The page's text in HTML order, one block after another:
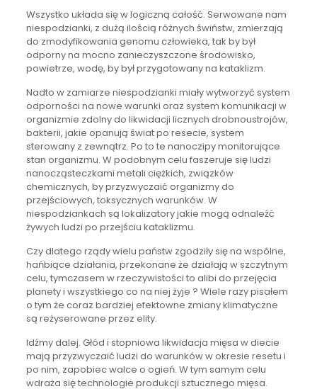
Wszystko układa się w logiczną całość. Serwowane nam
niespodzianki, z dużą ilością różnych świństw, zmierzają
do zmodyfikowania genomu człowieka, tak by był
odporny na mocno zanieczyszczone środowisko,
powietrze, wodę, by był przygotowany na kataklizm.
Nadto w zamiarze niespodzianki miały wytworzyć system
odporności na nowe warunki oraz system komunikacji w
organizmie zdolny do likwidacji licznych drobnoustrojów,
bakterii, jakie opanują świat po resecie, system
sterowany z zewnątrz. Po to te nanoczipy monitorujące
stan organizmu. W podobnym celu faszeruje się ludzi
nanocząsteczkami metali ciężkich, związków
chemicznych, by przyzwyczaić organizmy do
przejściowych, toksycznych warunków. W
niespodziankach są lokalizatory jakie mogą odnaleźć
żywych ludzi po przejściu kataklizmu.
Czy dlatego rządy wielu państw zgodziły się na wspólne,
hańbiące działania, przekonane że działają w szczytnym
celu, tymczasem w rzeczywistości to alibi do przejęcia
planety i wszystkiego co na niej żyje ? Wiele razy pisałem
o tym że coraz bardziej efektowne zmiany klimatyczne
są reżyserowane przez elity.
Idźmy dalej. Głód i stopniowa likwidacja mięsa w diecie
mają przyzwyczaić ludzi do warunków w okresie resetu i
po nim, zapobiec walce o ogień. W tym samym celu
wdraża się technologie produkcji sztucznego mięsa.